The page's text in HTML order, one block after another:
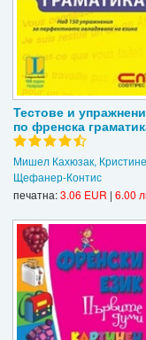
Тестове и
по френска
Мишел Кахюзак, Кристине
Щефанер-Контис
печатна:3.06 EUR | 6.00